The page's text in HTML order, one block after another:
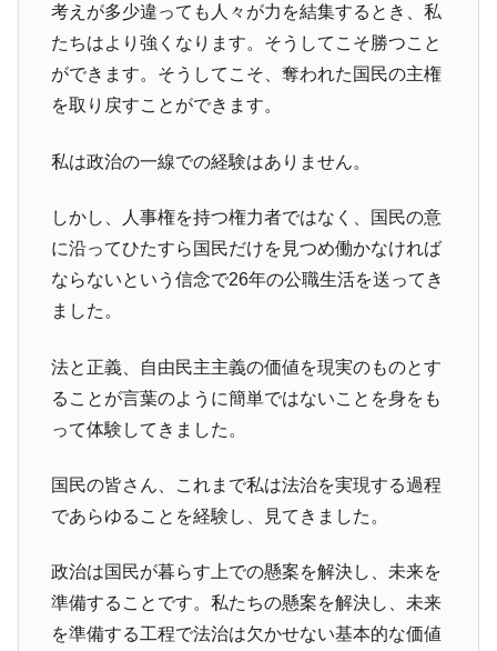
考えが多少違っても人々が力を結集するとき、私
たちはより強くなります。そうしてこそ勝つこと
ができます。そうしてこそ、奪われた国民の主権
を取り戻すことができます。
私は政治の一線での経験はありません。
しかし、人事権を持つ権力者ではなく、国民の意
に沿ってひたすら国民だけを見つめ働かなければ
ならないという信念で26年の公職生活を送ってき
ました。
法と正義、自由民主主義の価値を現実のものとす
ることが言葉のように簡単ではないことを身をも
って体験してきました。
国民の皆さん、これまで私は法治を実現する過程
であらゆることを経験し、見てきました。
政治は国民が暮らす上での懸案を解決し、未来を
準備することです。私たちの懸案を解決し、未来
を準備する工程で法治は欠かせない基本的な価値